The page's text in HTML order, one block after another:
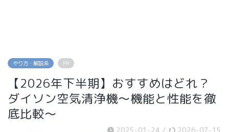
やり方・解説系 PR
【2026年下半期】おすすめはどれ？
ダイソン空気清浄機〜機能と性能を徹
底比較〜
2025-01-24 / 2026-07-15